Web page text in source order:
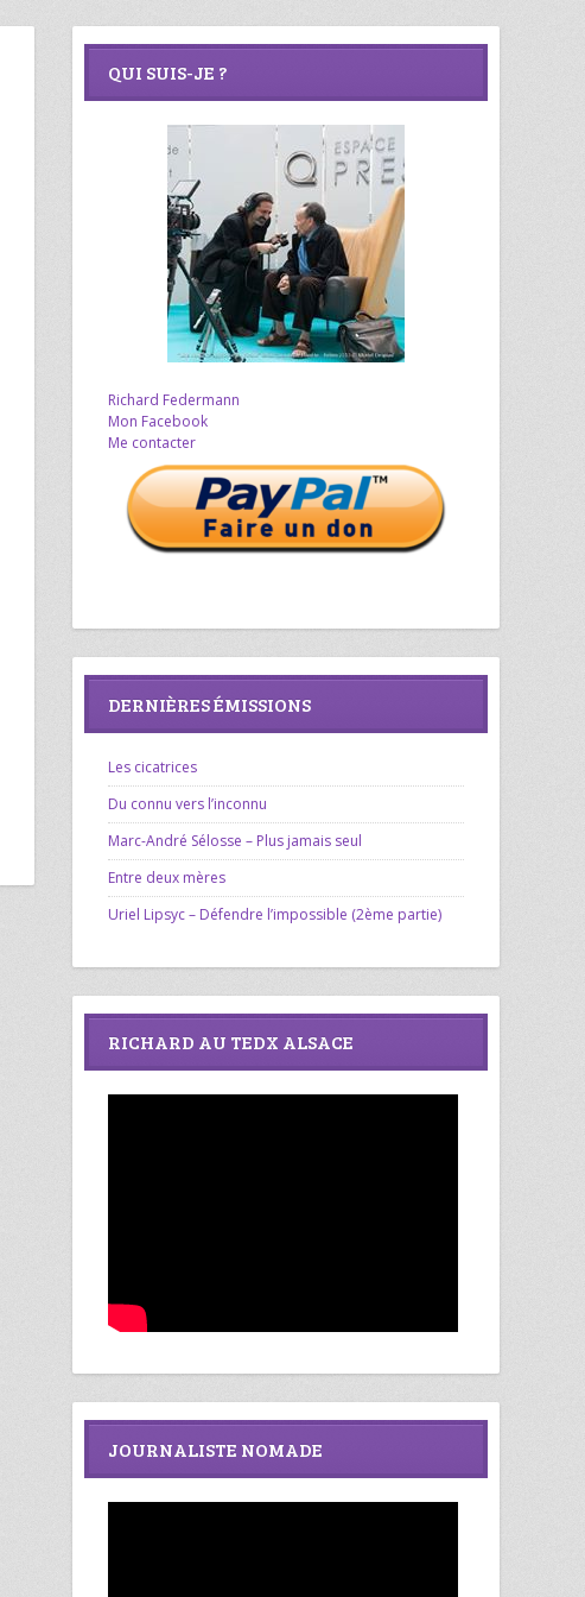
QUI SUIS-JE ?
Richard Federmann
Mon Facebook
Me contacter
DERNIÈRES ÉMISSIONS
Les cicatrices
Du connu vers l’inconnu
Marc-André Sélosse – Plus jamais seul
Entre deux mères
Uriel Lipsyc – Défendre l’impossible (2ème partie)
RICHARD AU TEDX ALSACE
JOURNALISTE NOMADE